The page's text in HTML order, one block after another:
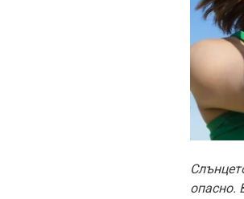
опасно.